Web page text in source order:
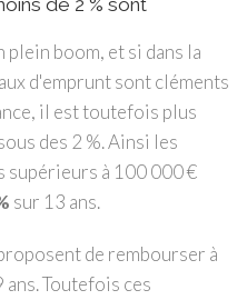
plein boom, et si dans la
d'emprunt sont cléments
il est toutefois plus
des 2 %. Ainsi les
supérieurs à 100 000 €
sur 13 ans.
de rembourser à
ans. Toutefois ces